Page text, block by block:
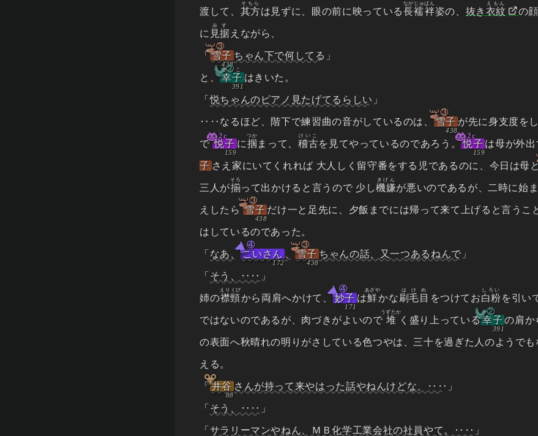
渡して、 其方
そちら
は見ずに、眼の前に映っている長襦袢
ながじゅばん
姿の、 抜き 衣紋
えもん
の
に 見据
みす
えながら、
「雪子
③
ちゃん下で何してる 」
と、幸子
さちこ
②
はきいた。
「悦ちゃんのピアノ見たげてるらしい 」
‥‥なるほど、階下で練習曲の音がしているのは、雪子
③
が先に身支度を
で悦子
2c
に掴
つか
まって、 稽古
けいこ
を見てやっているのであろう。悦子
2c
は母が外
子 さえ家にいてくれれば 大人しく留守番をする児であるのに、今日は母
三人が揃
そろ
って出かけると言うので 少し機嫌
きげん
が悪いのであるが、二時に始
えしたら雪子
③
だけ一と足先に、夕飯までには帰って来て上げると言うこ
はしているのであった。
「 なあ、こいさん
④
、雪子
③
ちゃんの話、又一つあるねんで 」
「 そう、‥‥ 」
姉の襟頸
えりくび
から両肩へかけて、妙子
④
は鮮
あざや
かな刷毛目
はけめ
をつけてお白粉
しろい
を引い
ではないのであるが、肉づきがよいので 堆
うずたか
く盛り上っている幸子
②
の肩か
の表面へ秋晴れの明りがさしている色つやは、三十を過ぎた人のようで
える。
「井谷 さんが持って来やはった話やねんけどな、‥‥ 」
「 そう、‥‥ 」
「 サラリーマンやねん、ＭＢ化学工業会社の社員やて。‥‥ 」